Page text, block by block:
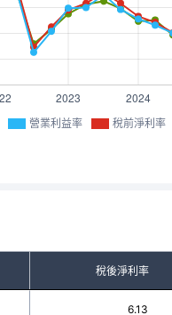
營業利益率 稅前淨利率
稅後淨利率
6.13